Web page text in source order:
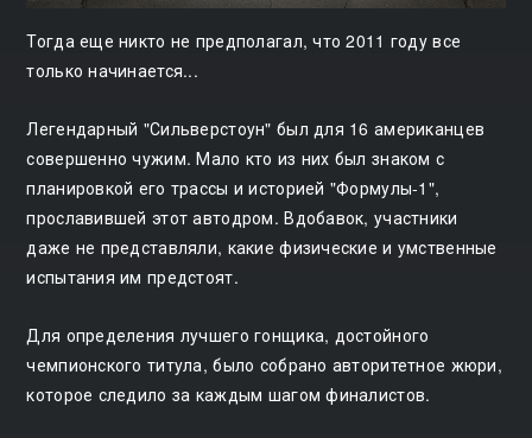
Тогда еще никто не предполагал, что 2011 году все
только начинается...
Легендарный "Сильверстоун" был для 16 американцев
совершенно чужим. Мало кто из них был знаком с
планировкой его трассы и историей "Формулы-1",
прославившей этот автодром. Вдобавок, участники
даже не представляли, какие физические и умственные
испытания им предстоят.
Для определения лучшего гонщика, достойного
чемпионского титула, было собрано авторитетное жюри,
которое следило за каждым шагом финалистов.